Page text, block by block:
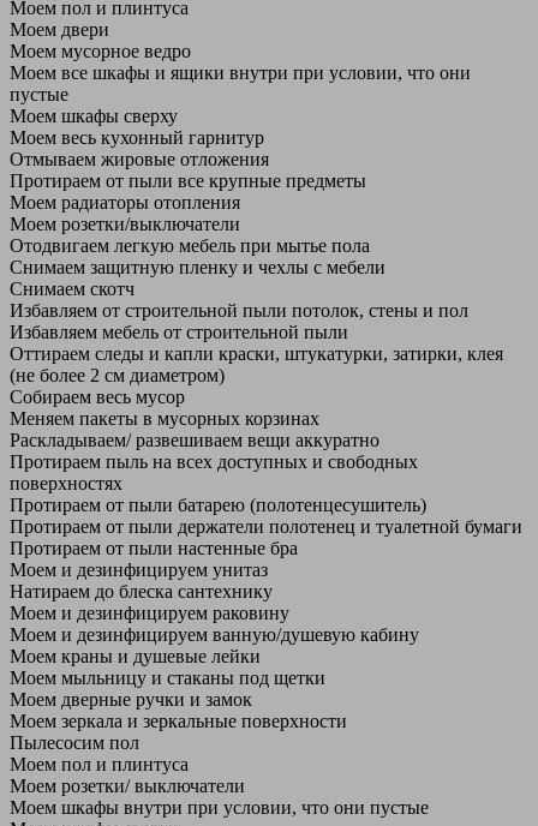
Моем пол и плинтуса
Моем двери
Моем мусорное ведро
Моем все шкафы и ящики внутри при условии, что они
пустые
Моем шкафы сверху
Моем весь кухонный гарнитур
Отмываем жировые отложения
Протираем от пыли все крупные предметы
Моем радиаторы отопления
Моем розетки/выключатели
Отодвигаем легкую мебель при мытье пола
Снимаем защитную пленку и чехлы с мебели
Снимаем скотч
Избавляем от строительной пыли потолок, стены и пол
Избавляем мебель от строительной пыли
Оттираем следы и капли краски, штукатурки, затирки, клея
(не более 2 см диаметром)
Собираем весь мусор
Меняем пакеты в мусорных корзинах
Раскладываем/ развешиваем вещи аккуратно
Протираем пыль на всех доступных и свободных
поверхностях
Протираем от пыли батарею (полотенцесушитель)
Протираем от пыли держатели полотенец и туалетной бумаги
Протираем от пыли настенные бра
Моем и дезинфицируем унитаз
Натираем до блеска сантехнику
Моем и дезинфицируем раковину
Моем и дезинфицируем ванную/душевую кабину
Моем краны и душевые лейки
Моем мыльницу и стаканы под щетки
Моем дверные ручки и замок
Моем зеркала и зеркальные поверхности
Пылесосим пол
Моем пол и плинтуса
Моем розетки/ выключатели
Моем шкафы внутри при условии, что они пустые